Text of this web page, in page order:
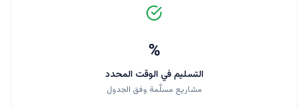
%
التسليم في الوقت المحدد
مشاريع مسلَّمة وفق الجدول